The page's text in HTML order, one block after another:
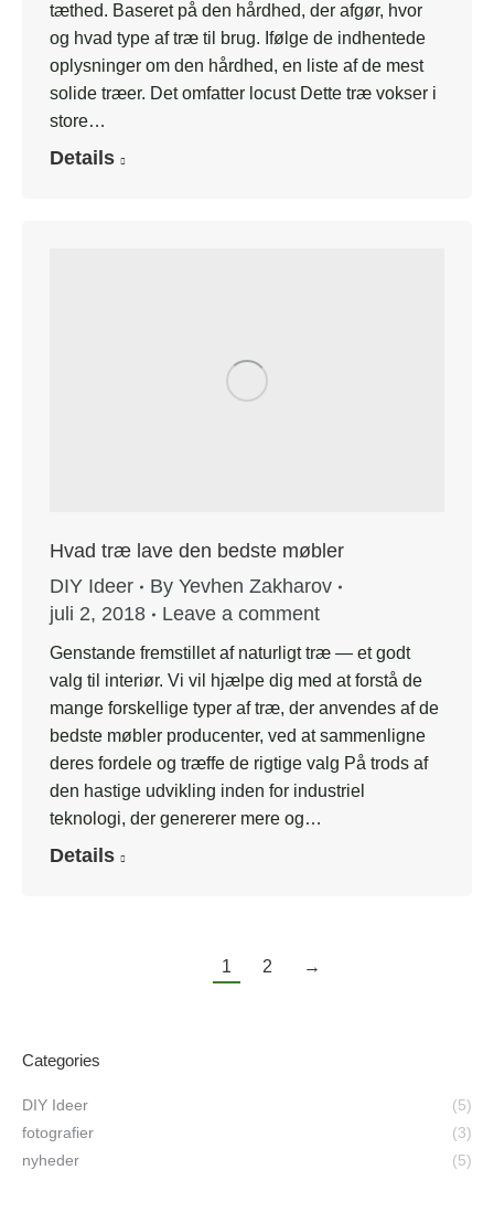
tæthed. Baseret på den hårdhed, der afgør, hvor
og hvad type af træ til brug. Ifølge de indhentede
oplysninger om den hårdhed, en liste af de mest
solide træer. Det omfatter locust Dette træ vokser i
store…
Details
Hvad træ lave den bedste møbler
DIY Ideer
By Yevhen Zakharov
juli 2, 2018
Leave a comment
Genstande fremstillet af naturligt træ — et godt
valg til interiør. Vi vil hjælpe dig med at forstå de
mange forskellige typer af træ, der anvendes af de
bedste møbler producenter, ved at sammenligne
deres fordele og træffe de rigtige valg På trods af
den hastige udvikling inden for industriel
teknologi, der genererer mere og…
Details
1 2 →
Categories
DIY Ideer
(5)
fotografier
(3)
nyheder
(5)